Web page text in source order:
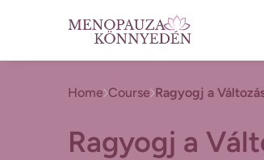
Home Course Ragyogj a
Ragyogj a